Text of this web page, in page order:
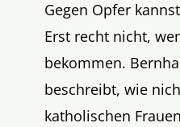
Gegen Opfer
Erst recht nicht,
bekommen.
beschreibt, wie
katholischen